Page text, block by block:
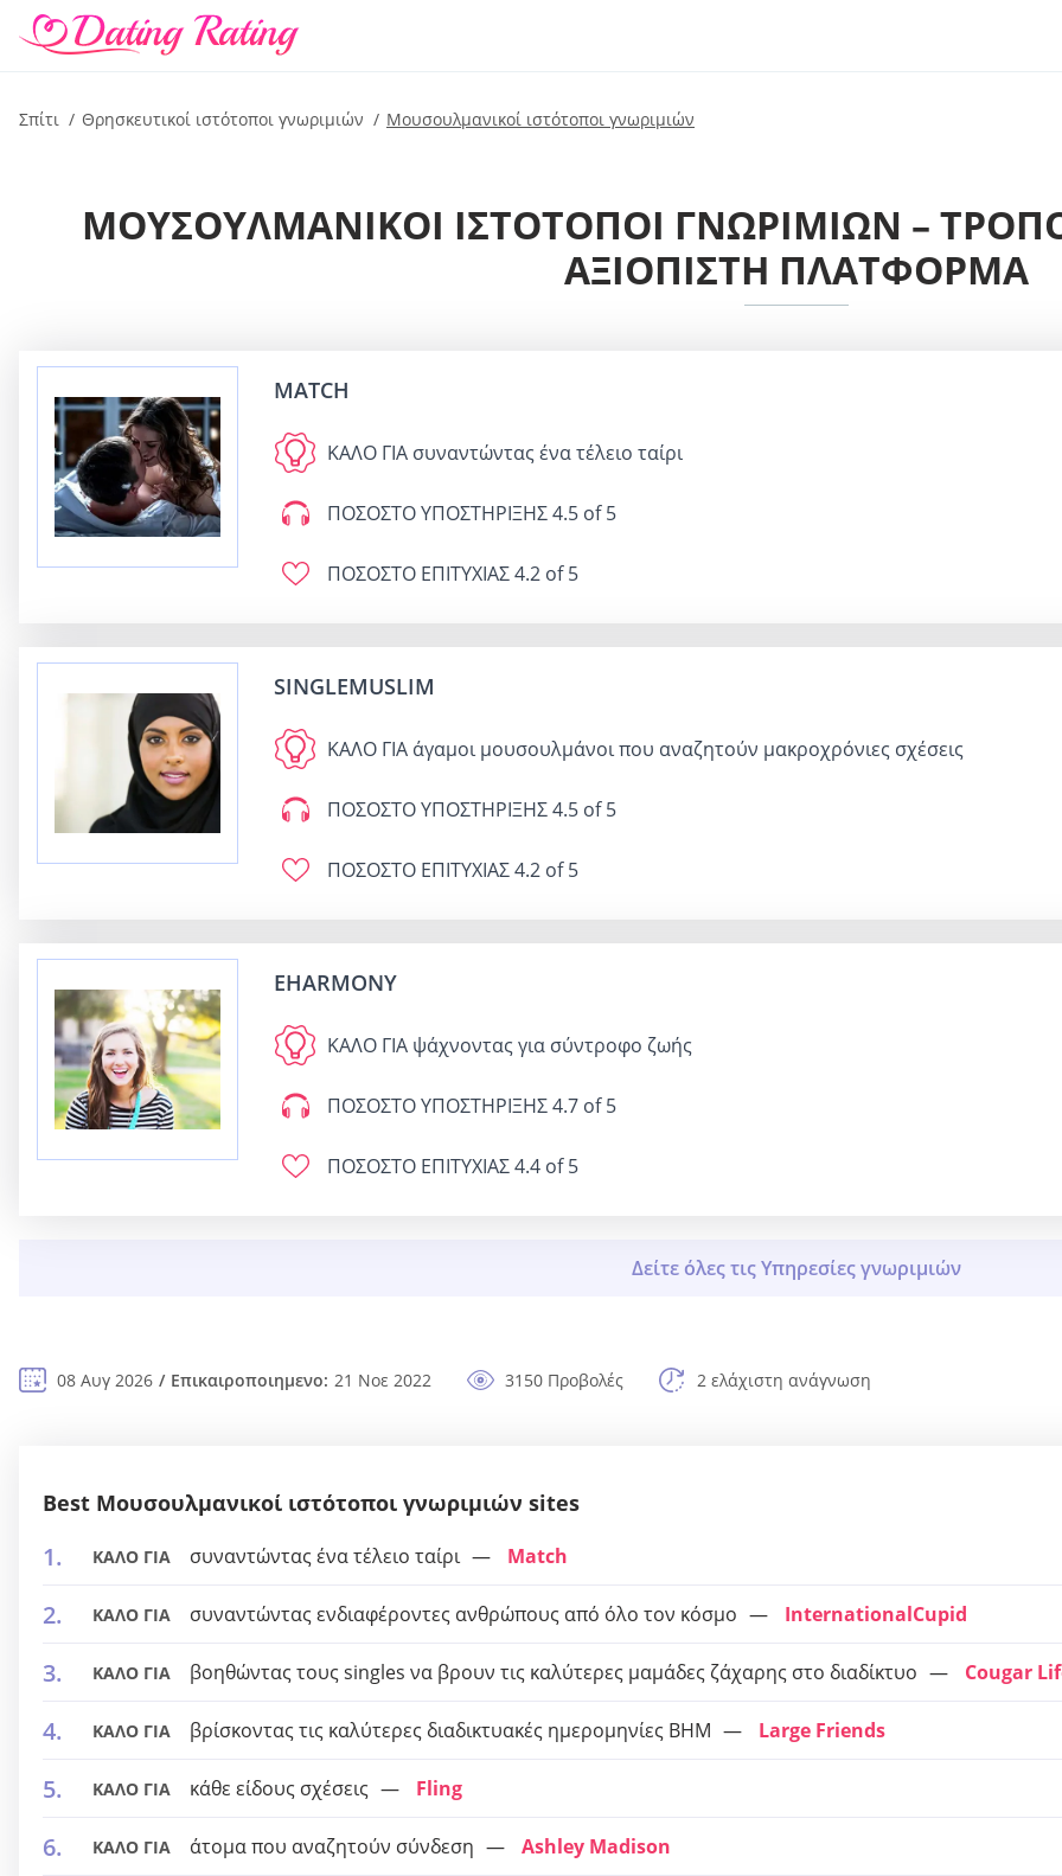
Σπίτι Θρησκευτικοί ιστότοποι γνωριμιών Μουσουλμανικοί ιστότοποι γνωριμιών
ΜΟΥΣΟΥΛΜΑΝΙΚΟΊ ΙΣΤΌΤΟΠΟΙ ΓΝΩΡΙΜΙΏΝ –
ΑΞΙΌΠΙΣΤΗ ΠΛΑΤΦΌΡΜΑ
MATCH
ΚΑΛΟ ΓΙΑ συναντώντας ένα τέλειο ταίρι
ΠΟΣΟΣΤΟ ΥΠΟΣΤΗΡΙΞΗΣ4.5 of 5
ΠΟΣΟΣΤΟ ΕΠΙΤΥΧΙΑΣ4.2 of 5
SINGLEMUSLIM
ΚΑΛΟ ΓΙΑ άγαμοι μουσουλμάνοι που αναζητούν μακροχρόνιες σχέσεις
ΠΟΣΟΣΤΟ ΥΠΟΣΤΗΡΙΞΗΣ4.5 of 5
ΠΟΣΟΣΤΟ ΕΠΙΤΥΧΙΑΣ4.2 of 5
EHARMONY
ΚΑΛΟ ΓΙΑ ψάχνοντας για σύντροφο ζωής
ΠΟΣΟΣΤΟ ΥΠΟΣΤΗΡΙΞΗΣ4.7 of 5
ΠΟΣΟΣΤΟ ΕΠΙΤΥΧΙΑΣ4.4 of 5
08 Αυγ 2026 Επικαιροποιημενο: 21 Νοε 2022 3150 Προβολές 2 ελάχιστη ανάγνωση
Best Μουσουλμανικοί ιστότοποι γνωριμιών sites
ΚΑΛΟ ΓΙΑ συναντώντας ένα τέλειο ταίρι Match
ΚΑΛΟ ΓΙΑ συναντώντας ενδιαφέροντες ανθρώπους από όλο τον κόσμο InternationalCupid
ΚΑΛΟ ΓΙΑ βοηθώντας τους singles να βρουν τις καλύτερες μαμάδες ζάχαρης στο διαδίκτυο Cougar
ΚΑΛΟ ΓΙΑ βρίσκοντας τις καλύτερες διαδικτυακές ημερομηνίες BHM Large Friends
ΚΑΛΟ ΓΙΑ κάθε είδους σχέσεις Fling
ΚΑΛΟ ΓΙΑ άτομα που αναζητούν σύνδεση Ashley Madison